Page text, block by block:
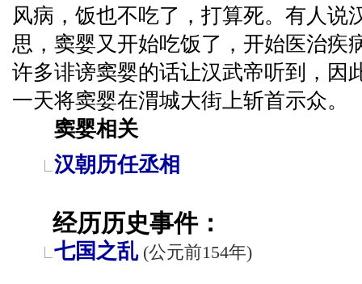
风病，饭也不吃了，打算死。有人说
思，窦婴又开始吃饭了，开始医治疾
许多诽谤窦婴的话让汉武帝听到，因
一天将窦婴在渭城大街上斩首示众。
窦婴相关
汉朝历任丞相
经历历史事件：
七国之乱(公元前154年)